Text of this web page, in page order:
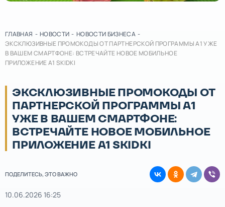
ГЛАВНАЯ - НОВОСТИ - НОВОСТИ БИЗНЕСА -
ЭКСКЛЮЗИВНЫЕ ПРОМОКОДЫ ОТ ПАРТНЕРСКОЙ ПРОГРАММЫ А1 УЖЕ
В ВАШЕМ СМАРТФОНЕ: ВСТРЕЧАЙТЕ НОВОЕ МОБИЛЬНОЕ
ПРИЛОЖЕНИЕ А1 SKIDKI
ЭКСКЛЮЗИВНЫЕ ПРОМОКОДЫ ОТ
ПАРТНЕРСКОЙ ПРОГРАММЫ А1
УЖЕ В ВАШЕМ СМАРТФОНЕ:
ВСТРЕЧАЙТЕ НОВОЕ МОБИЛЬНОЕ
ПРИЛОЖЕНИЕ А1 SKIDKI
ПОДЕЛИТЕСЬ, ЭТО ВАЖНО
10.06.2026 16:25